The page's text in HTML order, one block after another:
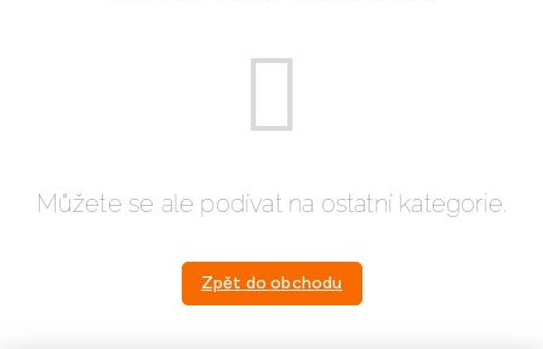
Můžete se ale podívat na ostatní kategorie.
Zpět do obchodu